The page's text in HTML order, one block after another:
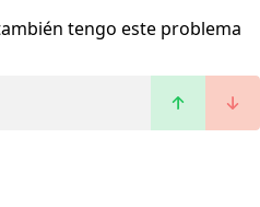
tengo este problema